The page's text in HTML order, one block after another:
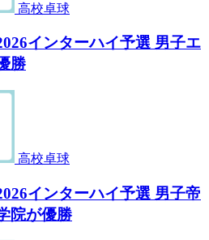
高校卓球
インターハイ予選 男子エ
勝
高校卓球
インターハイ予選 男子帝
院が優勝